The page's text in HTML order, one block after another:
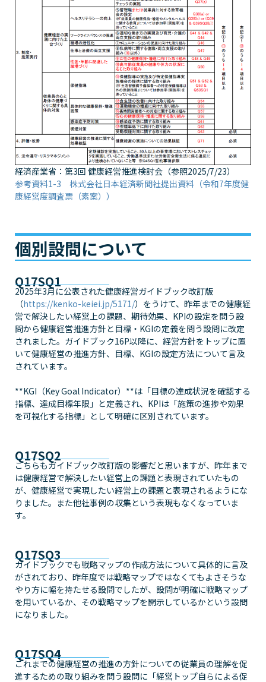
経済産業省：第3回 健康経営推進検討会（参照2025/7/23）
参考資料1-3 株式会社日本経済新聞社提出資料（令和7年度健
康経営度調査票（素案））
個別設問について
Q17SQ1
2025年3月に公表された健康経営ガイドブック改訂版
（https://kenko-keiei.jp/5171/）をうけて、昨年までの健康経
営で解決したい経営上の課題、期待効果、KPIの設定を問う設
問から健康経営推進方針と目標・KGIの定義を問う設問に改定
されました。ガイドブック16P以降に、経営方針をトップに置
いて健康経営の推進方針、目標、KGIの設定方法について言及
されています。
**KGI（Key Goal Indicator）**は「目標の達成状況を確認する
指標、達成目標年限」と定義され、KPIは「施策の進捗や効果
を可視化する指標」として明確に区別されています。
Q17SQ2
こちらもガイドブック改訂版の影響だと思いますが、昨年まで
は健康経営で解決したい経営上の課題と表現されていたもの
が、健康経営で実現したい経営上の課題と表現されるようにな
りました。また他社事例の収集という表現もなくなっていま
す。
Q17SQ3
ガイドブックでも戦略マップの作成方法について具体的に言及
がされており、昨年度では戦略マップではなくてもよさそうな
やり方に幅を持たせる設問でしたが、設問が明確に戦略マップ
を用いているか、その戦略マップを開示しているかという設問
になりました。
Q17SQ4
これまでの健康経営の推進の方針についての従業員の理解を促
進するための取り組みを問う設問に「経営トップ自らによる促